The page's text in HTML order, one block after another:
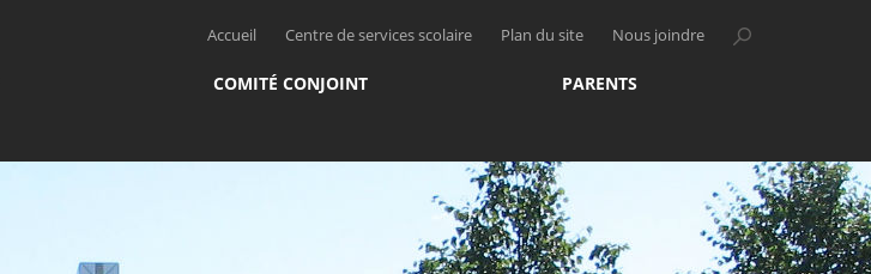
Accueil Centre de services scolaire Plan du site Nous joindre
COMITÉ CONJOINT PARENTS